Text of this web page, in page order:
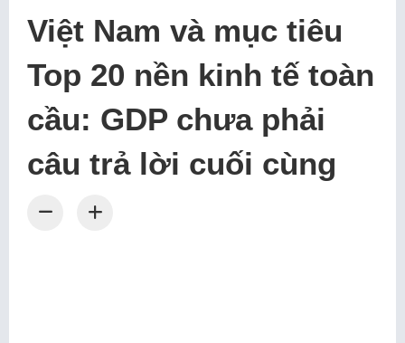
Việt Nam và mục tiêu
Top 20 nền kinh tế toàn
cầu: GDP chưa phải
câu trả lời cuối cùng